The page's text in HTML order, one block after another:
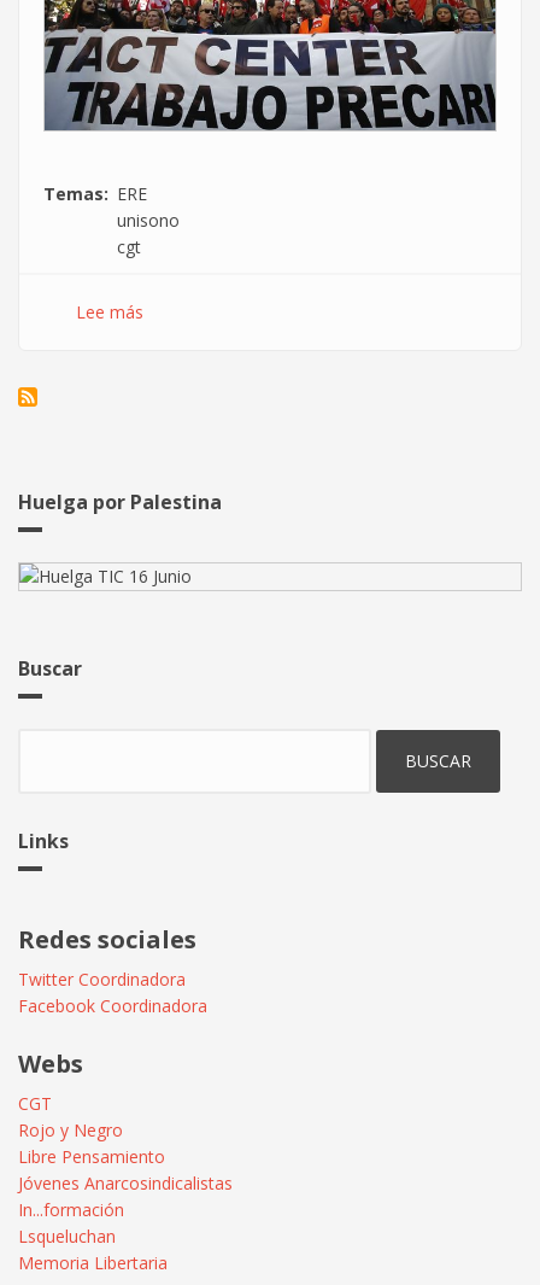
Temas
ERE
unisono
cgt
Lee más
Unísono,
Huelga por Palestina
Buscar
Links
Redes sociales
Twitter Coordinadora
Facebook Coordinadora
Webs
CGT
Rojo y Negro
Libre Pensamiento
Jóvenes Anarcosindicalistas
In...formación
Lsqueluchan
Memoria Libertaria